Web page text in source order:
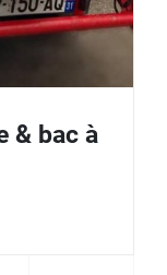
& bac à